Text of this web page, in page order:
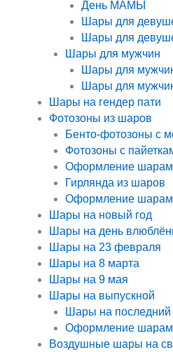
День МАМЫ
Шары для
Шары для
Шары для мужчин
Шары для
Шары для
Шары на гендер пати
Фотозоны из шаров
Бенто-фотозоны с
Фотозоны с
Оформление
Гирлянда из шаров
Оформление
Шары на новый год
Шары на день
Шары на 23 февраля
Шары на 8 марта
Шары на 9 мая
Шары на выпускной
Шары на последний
Оформление
Воздушные шары на